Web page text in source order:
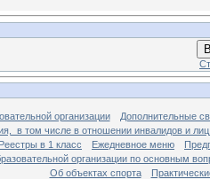
организации
Дополнительные
в том числе в отношении инвалидов и
Реестры в 1 класс Ежедневное меню
организации по основным
Об объектах спорта